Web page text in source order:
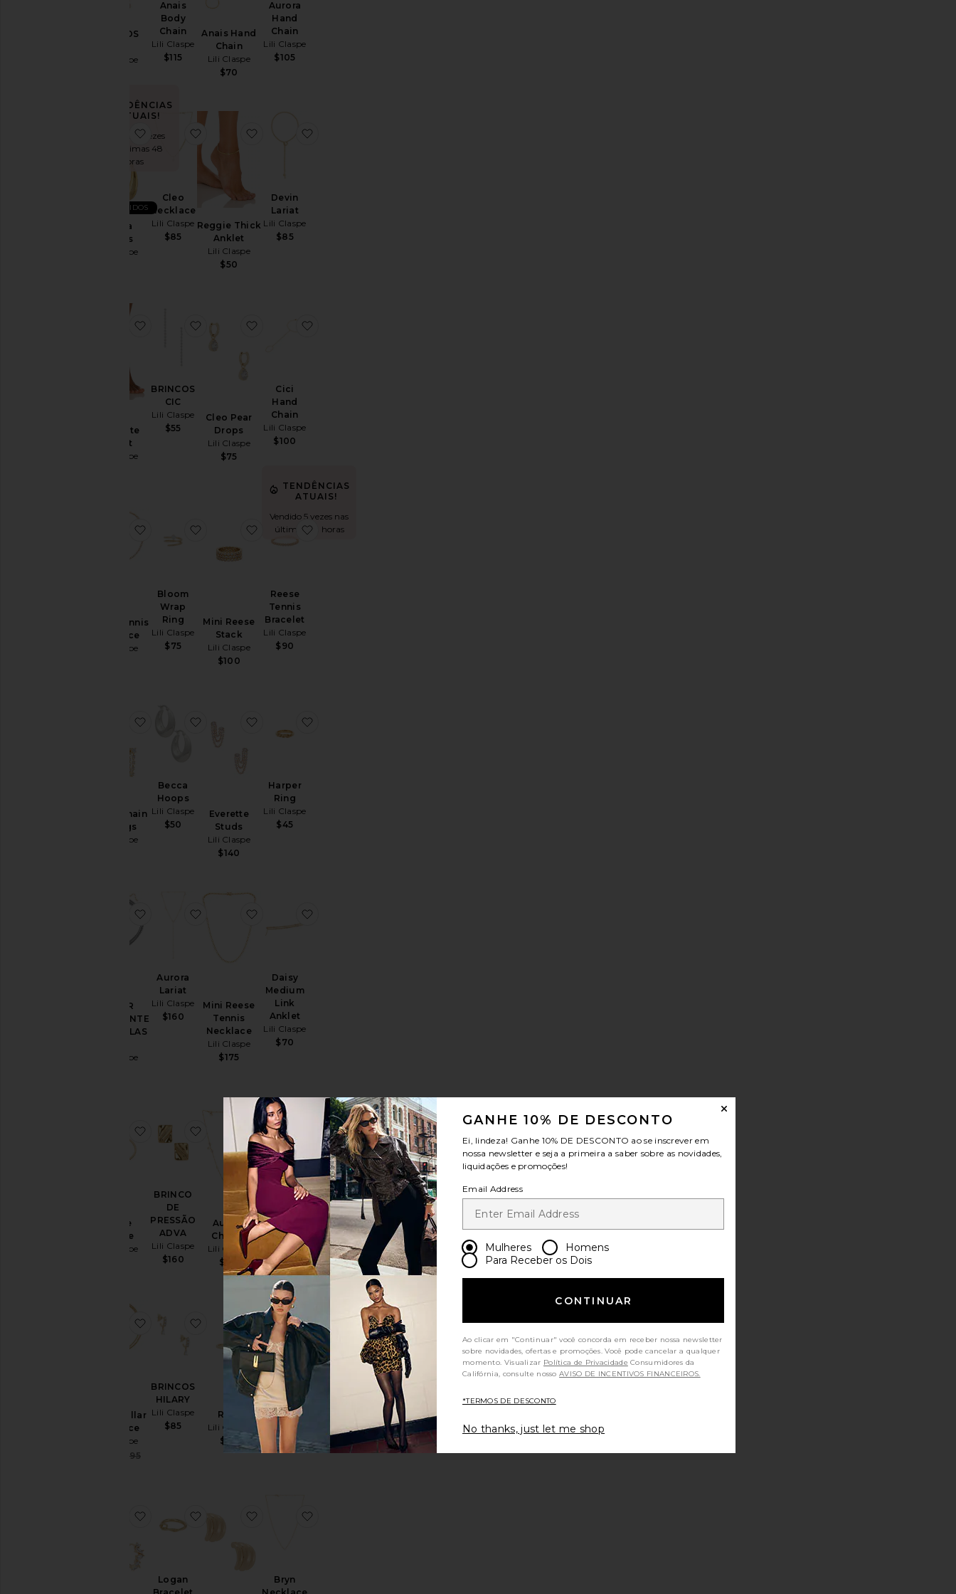
BRINCOS
Lili Claspe
Anais
Body
Chain
Lili Claspe
$115
Anais Hand
Chain
Lili Claspe
$70
Aurora
Hand
Chain
Lili Claspe
$105
TENDÊNCIAS
ATUAIS!
Vendido 19 vezes
nas últimas 48
horas
Becca
Hoops
Lili Claspe
MAIS VENDIDOS
favoritoBecca Hoops
Cleo
Necklace
Lili Claspe
$85
favoritoCleo Necklace
Reggie Thick
Anklet
Lili Claspe
$50
favoritoReggie Thick Anklet
Devin
Lariat
Lili Claspe
$85
Baguette
Anklet
Lili Claspe
favoritoGigi Baguette Anklet
BRINCOS
CIC
Lili Claspe
$55
favoritoBRINCOS CIC
Cleo Pear
Drops
Lili Claspe
$75
favoritoCleo Pear Drops
Cici
Hand
Chain
Lili Claspe
$100
Reese Tennis
Necklace
Lili Claspe
favoritoReese Tennis Necklace
Bloom
Wrap
Ring
Lili Claspe
$75
favoritoBloom Wrap Ring
Mini Reese
Stack
Lili Claspe
$100
favoritoMini Reese Stack
TENDÊNCIAS
ATUAIS!
Vendido 5 vezes nas
últimas 48 horas
Reese
Tennis
Bracelet
Lili Claspe
$90
favoritoReese Tennis Bracelet
Esther Chain
Earrings
Lili Claspe
favoritoEsther Chain Earrings
Becca
Hoops
Lili Claspe
$50
favoritoBecca Hoops
Everette
Studs
Lili Claspe
$140
favoritoEverette Studs
Harper
Ring
Lili Claspe
$45
COLAR
ENVOLVENTE
DE PÉROLAS
Lili Claspe
favoritoCOLAR ENVOLVENTE DE PÉROLAS RAYA
Aurora
Lariat
Lili Claspe
$160
favoritoAurora Lariat
Mini Reese
Tennis
Necklace
Lili Claspe
$175
favoritoMini Reese Tennis Necklace
Daisy
Medium
Link
Anklet
Lili Claspe
$70
Reese
Bangle
Lili Claspe
favoritoReese Bangle
BRINCO
DE
PRESSÃO
ADVA
Lili Claspe
$160
favoritoBRINCO DE PRESSÃO ADVA
Aurora
Choker
Lili Claspe
$110
favoritoAurora Choker
Rosaline
Tennis
Necklace
Lili Claspe
Sale price:
$195
Previous price:
$300
favoritoRosaline Tennis Necklace
Devin Collar
Necklace
Lili Claspe
$195
favoritoDevin Collar Necklace
BRINCOS
HILARY
Lili Claspe
$85
favoritoBRINCOS HILARY
Ring
Lili Claspe
$60
favoritoRing
Scarlet
Bar
Studs
Lili Claspe
$62
Previous price:
$65
favoritoScarlet Bar Studs
favoritoMavis Huggies
Logan
favoritoLogan BraceletfavoritoBRINCOS ELSA
Bryn
GANHE 10% DE DESCONTO
Ei, lindeza! Ganhe 10% DE DESCONTO ao se inscrever em
nossa newsletter e seja a primeira a saber sobre as novidades,
liquidações e promoções!
Email Address
Mulheres
Homens
Para Receber os Dois
CONTINUAR
Ao clicar em "Continuar" você concorda em receber nossa newsletter
sobre novidades, ofertas e promoções. Você pode cancelar a qualquer
momento. Visualizar Política de Privacidade Consumidores da
Califórnia, consulte nossoAVISO DE INCENTIVOS FINANCEIROS.
*TERMOS DE DESCONTO
No thanks, just let me shop